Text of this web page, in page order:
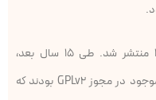
نسخه دوم مجوز، نسخه ۲، در سال ۱۹۹۱ منتشر شد. طی ۱۵ سال بعد،
اعضای جنبش نرم‌افزار آزاد نگران مشکلات موجود در مجوز GPLv2 بودند که